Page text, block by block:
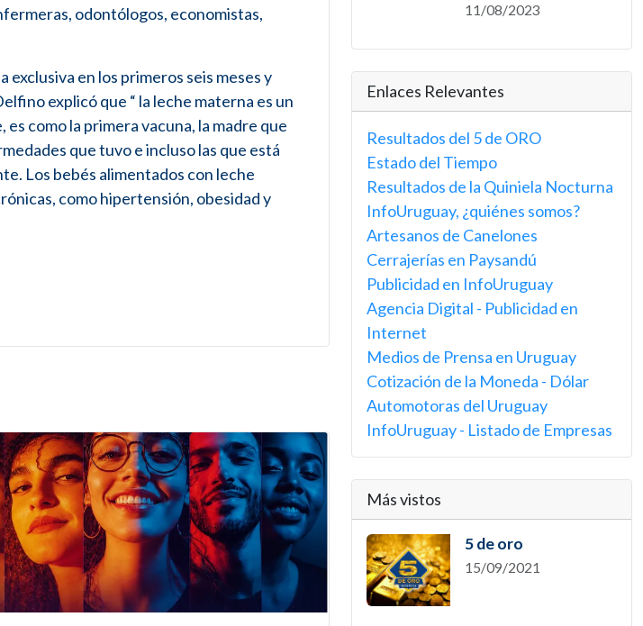
odontólogos, economistas,
en los primeros seis meses y
explicó que “ la leche materna es un
como la primera vacuna, la madre que
que tuvo e incluso las que está
Los bebés alimentados con leche
como hipertensión, obesidad y
11/08/2023
Enlaces Relevantes
Resultados del 5 de ORO
Estado del Tiempo
Resultados de la Quiniela Nocturna
InfoUruguay, ¿quiénes somos?
Artesanos de Canelones
Cerrajerías en Paysandú
Publicidad en InfoUruguay
Agencia Digital - Publicidad en
Internet
Medios de Prensa en Uruguay
Cotización de la Moneda - Dólar
Automotoras del Uruguay
InfoUruguay - Listado de Empresas
Más vistos
5 de oro
15/09/2021